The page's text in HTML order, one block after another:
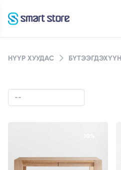
НҮҮР ХУУДАС БҮТЭЭГДЭХҮҮН